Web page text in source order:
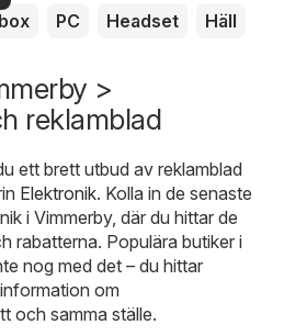
PC Headset Häll
>
reklamblad
ett brett utbud av reklamblad
Elektronik. Kolla in de senaste
i Vimmerby, där du hittar de
rabatterna. Populära butiker i
nog med det – du hittar
om
och samma ställe.